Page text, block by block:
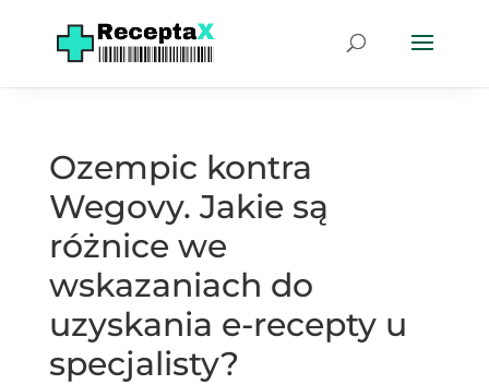
Ozempic kontra
Wegovy. Jakie są
różnice we
wskazaniach do
uzyskania e-recepty u
specjalisty?